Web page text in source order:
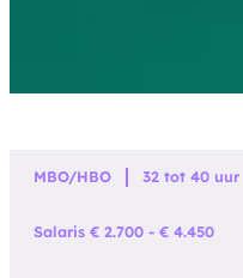
MBO/HBO 32 tot 40 uur
Salaris € 2.700 - € 4.450